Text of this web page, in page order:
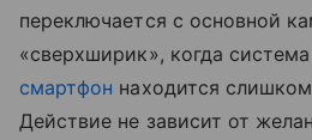
переключается с основной
«сверхширик», когда
смартфон находится
Действие не зависит от